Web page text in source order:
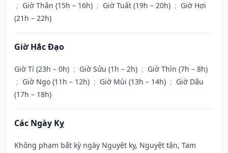
; Giờ Thân (15h – 16h) ; Giờ Tuất (19h – 20h) ; Giờ Hợi
(21h – 22h)
Giờ Hắc Đạo
Giờ Tí (23h – 0h) ; Giờ Sửu (1h – 2h) ; Giờ Thìn (7h – 8h)
; Giờ Ngọ (11h – 12h) ; Giờ Mùi (13h – 14h) ; Giờ Dậu
(17h – 18h)
Các Ngày Kỵ
Không phạm bất kỳ ngày Nguyệt kỵ, Nguyệt tận, Tam